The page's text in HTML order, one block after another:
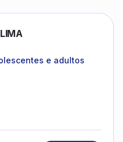
e adultos